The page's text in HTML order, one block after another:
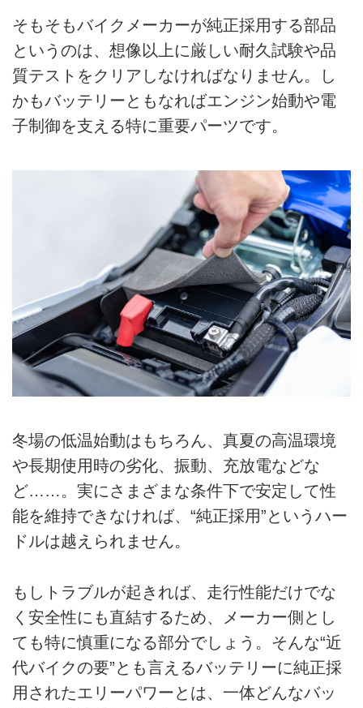
そもそもバイクメーカーが純正採用する部品
というのは、想像以上に厳しい耐久試験や品
質テストをクリアしなければなりません。し
かもバッテリーともなればエンジン始動や電
子制御を支える特に重要パーツです。
冬場の低温始動はもちろん、真夏の高温環境
や長期使用時の劣化、振動、充放電などな
ど……。実にさまざまな条件下で安定して性
能を維持できなければ、“純正採用”というハー
ドルは越えられません。
もしトラブルが起きれば、走行性能だけでな
く安全性にも直結するため、メーカー側とし
ても特に慎重になる部分でしょう。そんな“近
代バイクの要”とも言えるバッテリーに純正採
用されたエリーパワーとは、一体どんなバッ